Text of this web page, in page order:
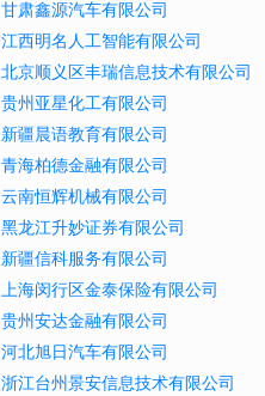
甘肃鑫源汽车有限公司
江西明名人工智能有限公司
北京顺义区丰瑞信息技术有限公司
贵州亚星化工有限公司
新疆晨语教育有限公司
青海柏德金融有限公司
云南恒辉机械有限公司
黑龙江升妙证券有限公司
新疆信科服务有限公司
上海闵行区金泰保险有限公司
贵州安达金融有限公司
河北旭日汽车有限公司
浙江台州景安信息技术有限公司